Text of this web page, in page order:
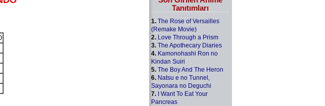
Tanıtımları
1. The Rose of Versailles
(Remake Movie)
2. Love Through a Prism
3. The Apothecary Diaries
4. Kamonohashi Ron no
Kindan Suiri
5. The Boy And The Heron
6. Natsu e no Tunnel,
Sayonara no Deguchi
7. I Want To Eat Your
Pancreas